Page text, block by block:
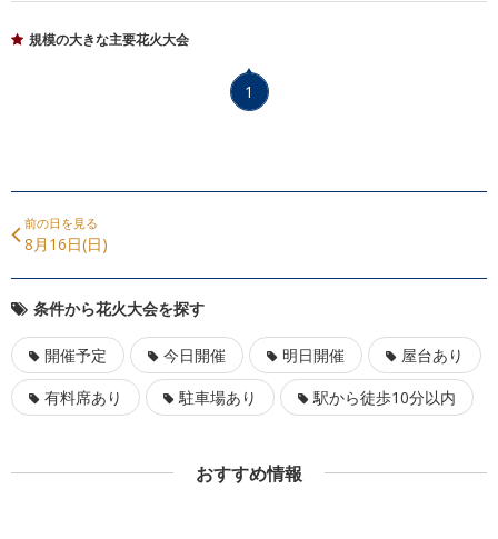
規模の大きな主要花火大会
1
前の日を見る
8月16日(日)
条件から花火大会を探す
開催予定 今日開催 明日開催
屋台あり
有料席あり
駐車場あり 駅から徒歩10分以内
おすすめ情報